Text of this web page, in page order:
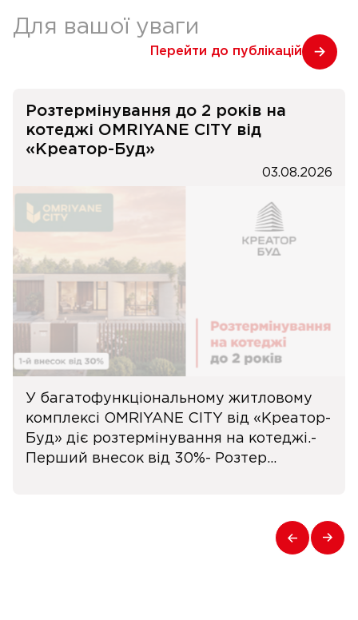
Для вашої уваги
Перейти до публікацій
Розтермінування до 2 років на
котеджі OMRIYANE CITY від
«Креатор-Буд»
03.08.2026
У багатофункціональному житловому
комплексі OMRIYANE CITY від «Креатор-
Буд» діє розтермінування на котеджі.-
Перший внесок від 30%- Розтер...